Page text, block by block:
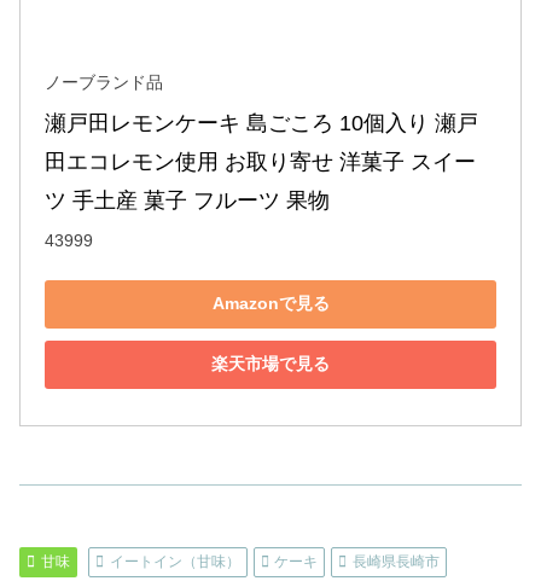
ノーブランド品
瀬戸田レモンケーキ 島ごころ 10個入り 瀬戸
田エコレモン使用 お取り寄せ 洋菓子 スイー
ツ 手土産 菓子 フルーツ 果物
43999
Amazonで見る
楽天市場で見る
甘味 イートイン（甘味） ケーキ 長崎県長崎市